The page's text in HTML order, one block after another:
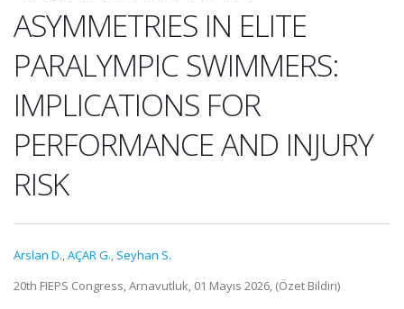
ASYMMETRIES IN ELITE
PARALYMPIC SWIMMERS:
IMPLICATIONS FOR
PERFORMANCE AND INJURY
RISK
Arslan D.,AÇAR G., Seyhan S.
20th FIEPS Congress, Arnavutluk, 01 Mayıs 2026, (Özet Bildiri)